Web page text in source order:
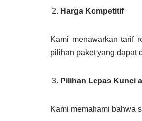
Harga Kompetitif
Kami menawarkan tarif
pilihan paket yang dapat
Pilihan Lepas Kunci
Kami memahami bahwa